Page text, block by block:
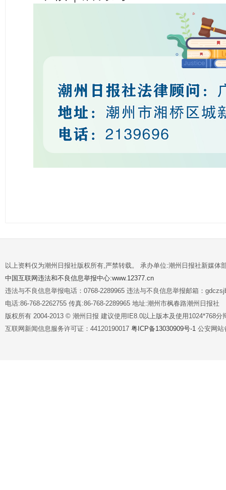
以上资料仅为潮州日报社版权所有,严禁转载。 承办单位:潮州日报社新媒体
中国互联网违法和不良信息举报中心:www.12377.cn
违法与不良信息举报电话：0768-2289965 违法与不良信息举报邮箱：
电话:86-768-2262755 传真:86-768-2289965 地址:潮州市枫春路潮州日报社
版权所有 2004-2013 © 潮州日报 建议使用IE8.0以上版本及使用1024*768分
互联网新闻信息服务许可证：44120190017 粤ICP备13030909号-1 公安网站